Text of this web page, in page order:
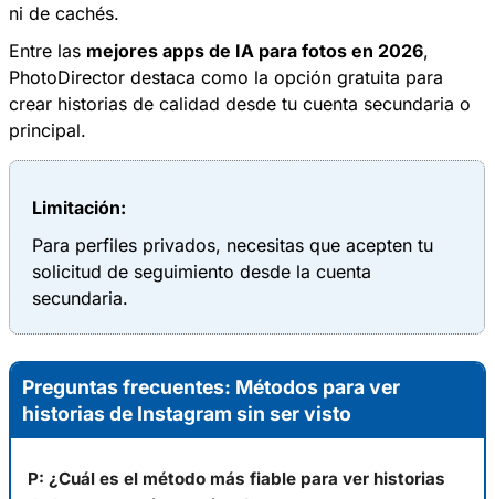
ni de cachés.
Entre las mejores apps de IA para fotos en 2026,
PhotoDirector destaca como la opción gratuita para
crear historias de calidad desde tu cuenta secundaria o
principal.
Limitación:
Para perfiles privados, necesitas que acepten tu
solicitud de seguimiento desde la cuenta
secundaria.
Preguntas frecuentes: Métodos para ver
historias de Instagram sin ser visto
P: ¿Cuál es el método más fiable para ver historias